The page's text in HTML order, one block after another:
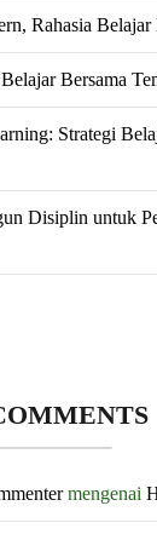
Rahasia
Bersama
Strategi
Disiplin untuk
mengenai